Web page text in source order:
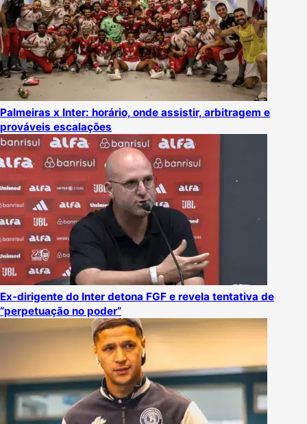
Palmeiras x Inter: horário, onde assistir, arbitragem e
prováveis escalações
Ex-dirigente do Inter detona FGF e revela tentativa de
“perpetuação no poder”